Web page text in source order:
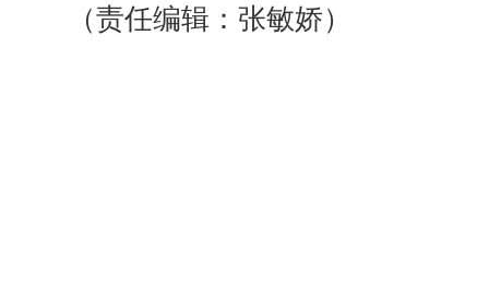
（责任编辑：张敏娇）